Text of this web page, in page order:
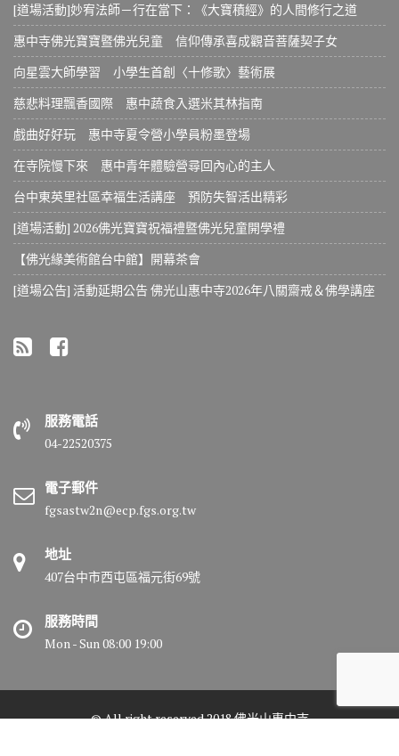
[道場活動]妙宥法師－行在當下：《大寶積經》的人間修行之道
惠中寺佛光寶寶暨佛光兒童 信仰傳承喜成觀音菩薩契子女
向星雲大師學習 小學生首創〈十修歌〉藝術展
慈悲料理飄香國際 惠中蔬食入選米其林指南
戲曲好好玩 惠中寺夏令營小學員粉墨登場
在寺院慢下來 惠中青年體驗營尋回內心的主人
台中東英里社區幸福生活講座 預防失智活出精彩
[道場活動] 2026佛光寶寶祝福禮暨佛光兒童開學禮
【佛光緣美術館台中館】開幕茶會
[道場公告] 活動延期公告 佛光山惠中寺2026年八關齋戒＆佛學講座
服務電話
04-22520375
電子郵件
fgsastw2n@ecp.fgs.org.tw
地址
407台中市西屯區福元街69號
服務時間
Mon - Sun 08:00 19:00
© All right reserved 2018 佛光山惠中寺